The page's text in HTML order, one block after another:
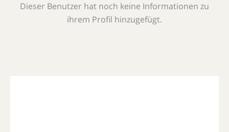
Dieser Benutzer hat noch keine Informationen zu
ihrem Profil hinzugefügt.